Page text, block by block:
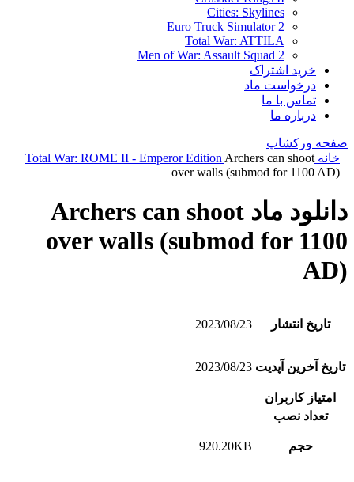
Cities: Skylines
Euro Truck Simulator 2
Total War: ATTILA
Men of War: Assault Squad 2
خرید اشتراک
درخواست ماد
تماس با ما
درباره ما
صفحه ورکشاپ
خانه
Total War: ROME II - Emperor Edition Archers can shoot
over walls (submod for 1100 AD)
دانلود ماد Archers can shoot
over walls (submod for 1100
AD)
تاریخ انتشار 2023/08/23
تاریخ آخرین آپدیت 2023/08/23
امتیاز کاربران
تعداد نصب
حجم 920.20KB